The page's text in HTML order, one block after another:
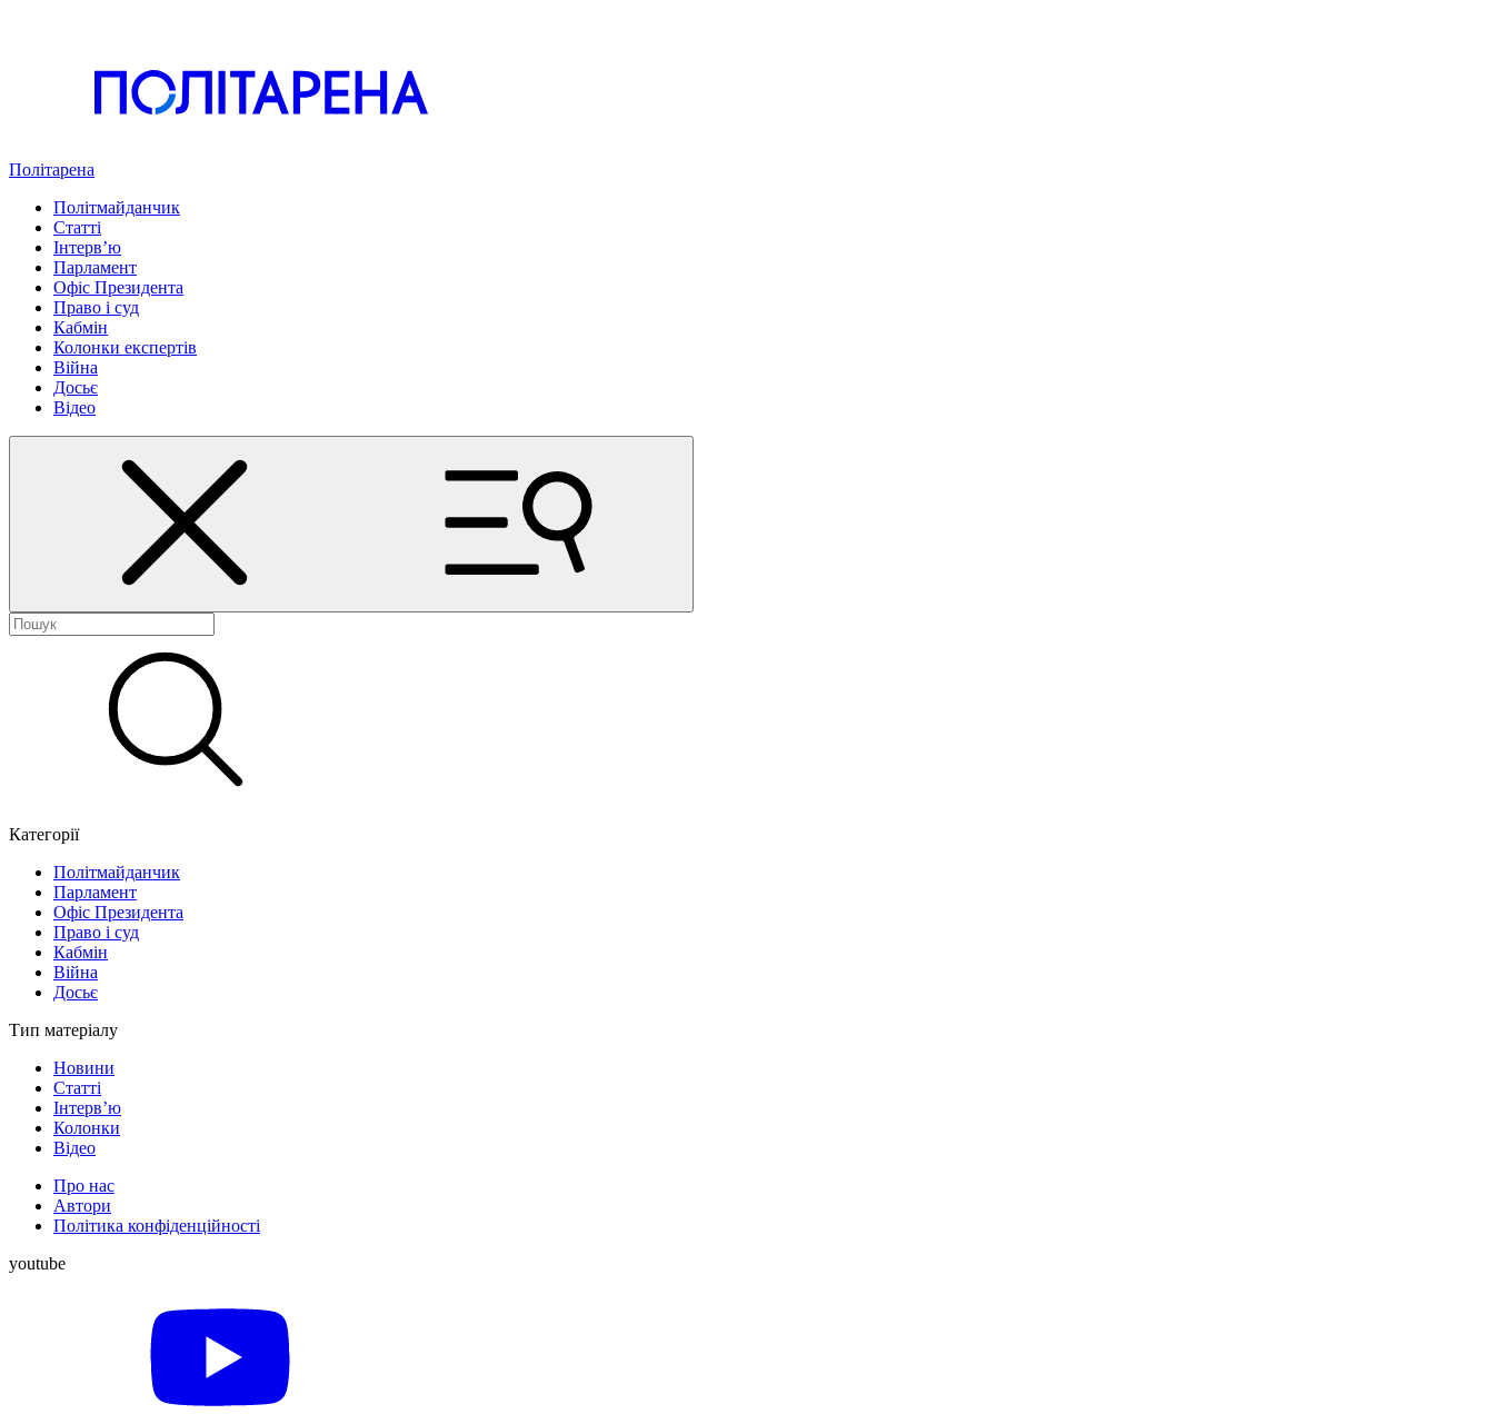
Політарена
Політмайданчик
Статті
Інтервʼю
Парламент
Офіс Президента
Право і суд
Кабмін
Колонки експертів
Війна
Досьє
Відео
Категорії
Політмайданчик
Парламент
Офіс Президента
Право і суд
Кабмін
Війна
Досьє
Тип матеріалу
Новини
Статті
Інтерв’ю
Колонки
Відео
Про нас
Автори
Політика конфіденційності
youtube